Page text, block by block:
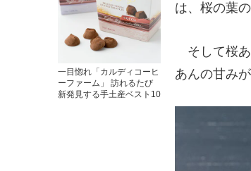
一目惚れ「カルディコーヒ
ーファーム」 訪れるたび
新発見する手土産ベスト10
は、桜の葉
そして桜あ
あんの甘み